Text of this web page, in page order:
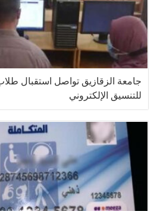
جامعة الزقازيق تواصل استقبال طلاب
للتنسيق الإلكتروني